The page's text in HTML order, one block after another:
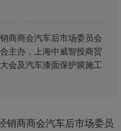
商商会汽车后市场委员会
主办，上海中威智投商贸
会及汽车漆面保护膜施工
销商商会汽车后市场委员